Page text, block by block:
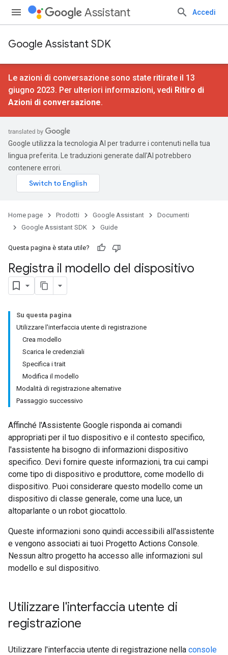
Assistant Accedi
Google Assistant SDK
Le azioni di conversazione sono state ritirate il 13
giugno 2023. Per ulteriori informazioni, vedi Ritiro di
Azioni di conversazione.
Google utilizza la tecnologia AI per tradurre i contenuti nella tua
lingua preferita. Le traduzioni generate dall'AI potrebbero
contenere errori.
Home page Prodotti Google Assistant
Documenti
Google Assistant SDK
Guide
Questa pagina è stata utile?
Registra il modello del dispositivo
Su questa pagina
Utilizzare l'interfaccia utente di registrazione
Crea modello
Scarica le credenziali
Specifica i trait
Modifica il modello
Modalità di registrazione alternative
Passaggio successivo
Affinché l'Assistente Google risponda ai comandi
appropriati per il tuo dispositivo e il contesto specifico,
l'assistente ha bisogno di informazioni dispositivo
specifico. Devi fornire queste informazioni, tra cui campi
come tipo di dispositivo e produttore, come modello di
dispositivo. Puoi considerare questo modello come un
dispositivo di classe generale, come una luce, un
altoparlante o un robot giocattolo.
Queste informazioni sono quindi accessibili all'assistente
e vengono associati ai tuoi Progetto Actions Console.
Nessun altro progetto ha accesso alle informazioni sul
modello e sul dispositivo.
Utilizzare l'interfaccia utente di
registrazione
Utilizzare l'interfaccia utente di registrazione nella console